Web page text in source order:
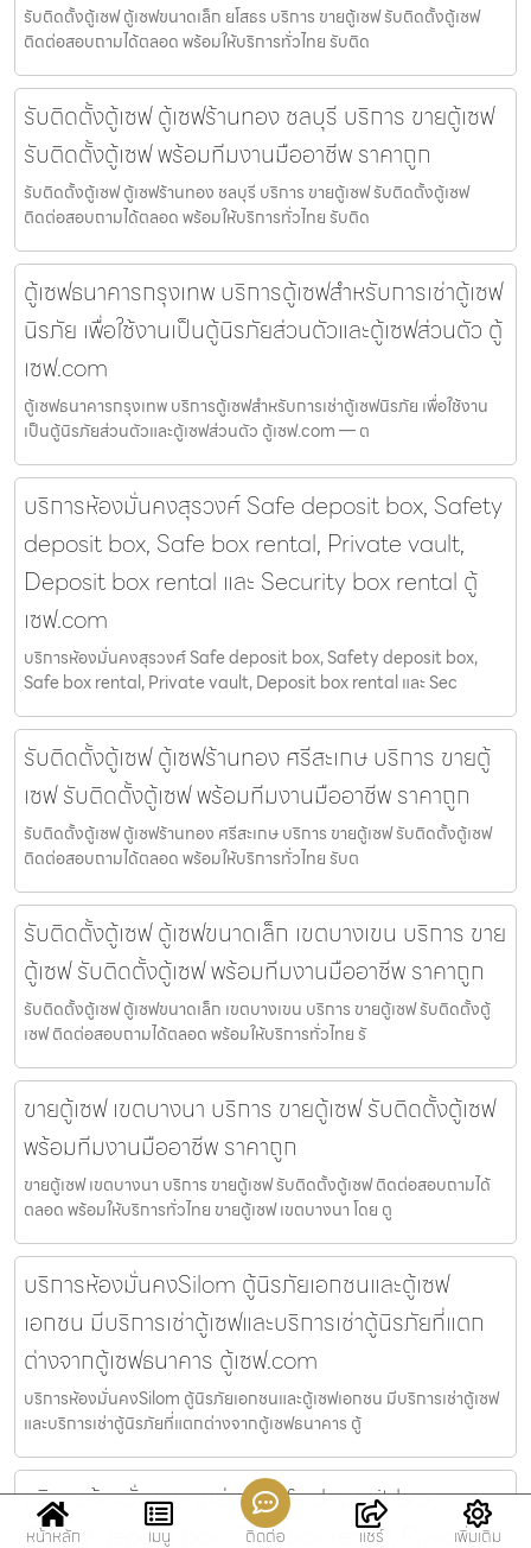
รับติดตั้งตู้เซฟ ตู้เซฟขนาดเล็ก ยโสธร บริการ ขายตู้เซฟ รับติดตั้งตู้เซฟ
ติดต่อสอบถามได้ตลอด พร้อมให้บริการทั่วไทย รับติด
รับติดตั้งตู้เซฟ ตู้เซฟร้านทอง ชลบุรี บริการ ขายตู้เซฟ
รับติดตั้งตู้เซฟ พร้อมทีมงานมืออาชีพ ราคาถูก
รับติดตั้งตู้เซฟ ตู้เซฟร้านทอง ชลบุรี บริการ ขายตู้เซฟ รับติดตั้งตู้เซฟ
ติดต่อสอบถามได้ตลอด พร้อมให้บริการทั่วไทย รับติด
ตู้เซฟธนาคารกรุงเทพ บริการตู้เซฟสำหรับการเช่าตู้เซฟ
นิรภัย เพื่อใช้งานเป็นตู้นิรภัยส่วนตัวและตู้เซฟส่วนตัว ตู้
เซฟ.com
ตู้เซฟธนาคารกรุงเทพ บริการตู้เซฟสำหรับการเช่าตู้เซฟนิรภัย เพื่อใช้งาน
เป็นตู้นิรภัยส่วนตัวและตู้เซฟส่วนตัว ตู้เซฟ.com — ต
บริการห้องมั่นคงสุรวงศ์ Safe deposit box, Safety
deposit box, Safe box rental, Private vault,
Deposit box rental และ Security box rental ตู้
เซฟ.com
บริการห้องมั่นคงสุรวงศ์ Safe deposit box, Safety deposit box,
Safe box rental, Private vault, Deposit box rental และ Sec
รับติดตั้งตู้เซฟ ตู้เซฟร้านทอง ศรีสะเกษ บริการ ขายตู้
เซฟ รับติดตั้งตู้เซฟ พร้อมทีมงานมืออาชีพ ราคาถูก
รับติดตั้งตู้เซฟ ตู้เซฟร้านทอง ศรีสะเกษ บริการ ขายตู้เซฟ รับติดตั้งตู้เซฟ
ติดต่อสอบถามได้ตลอด พร้อมให้บริการทั่วไทย รับต
รับติดตั้งตู้เซฟ ตู้เซฟขนาดเล็ก เขตบางเขน บริการ ขาย
ตู้เซฟ รับติดตั้งตู้เซฟ พร้อมทีมงานมืออาชีพ ราคาถูก
รับติดตั้งตู้เซฟ ตู้เซฟขนาดเล็ก เขตบางเขน บริการ ขายตู้เซฟ รับติดตั้งตู้
เซฟ ติดต่อสอบถามได้ตลอด พร้อมให้บริการทั่วไทย รั
ขายตู้เซฟ เขตบางนา บริการ ขายตู้เซฟ รับติดตั้งตู้เซฟ
พร้อมทีมงานมืออาชีพ ราคาถูก
ขายตู้เซฟ เขตบางนา บริการ ขายตู้เซฟ รับติดตั้งตู้เซฟ ติดต่อสอบถามได้
ตลอด พร้อมให้บริการทั่วไทย ขายตู้เซฟ เขตบางนา โดย ตู
บริการห้องมั่นคงSilom ตู้นิรภัยเอกชนและตู้เซฟ
เอกชน มีบริการเช่าตู้เซฟและบริการเช่าตู้นิรภัยที่แตก
ต่างจากตู้เซฟธนาคาร ตู้เซฟ.com
บริการห้องมั่นคงSilom ตู้นิรภัยเอกชนและตู้เซฟเอกชน มีบริการเช่าตู้เซฟ
และบริการเช่าตู้นิรภัยที่แตกต่างจากตู้เซฟธนาคาร ตู้
บริการห้องมั่นคงสามย่าน Safe deposit box,
Safety deposit box, Safe box rental, Private
หน้าหลัก เมนู ติดต่อ แชร์ เพิ่มเติม